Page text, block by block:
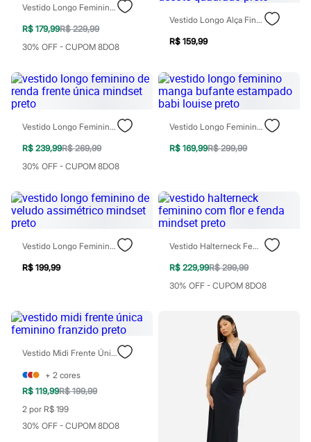
Yessica
Moda esportiva
Acessórios
Blusas
Leggings
Shorts e Bermudas
Tops
Moda íntima
Calcinhas
Cintas e Modeladores
Meias
Sutiãs e Tops
Biquínis
Maiôs
Saídas de praia
Personagens
Plus size
Calças
Moda esportiva
Shorts e Saias
Vestidos
Masculino
Em alta
Dia dos Pais
Inverno
Novidades
Roupas
Bermudas
Camisas
Vestido Longo Feminino Alça Torcida Mindset Preto
R$ 179,99R$ 229,99
30% OFF - CUPOM 8DO8
Vestido Longo Alça Fina Feminino Com Viscose Decote Quadrado Preto
R$ 159,99
Vestido Longo Feminino De Renda Frente Única Mindset Preto
R$ 239,99R$ 269,99
30% OFF - CUPOM 8DO8
Vestido Longo Feminino Manga Bufante Estampado Babi Louise Preto
R$ 169,99R$ 299,99
Vestido Longo Feminino De Veludo Assimétrico Mindset Preto
R$ 199,99
Vestido Halterneck Feminino Com Flor E Fenda Mindset Preto
R$ 229,99R$ 299,99
30% OFF - CUPOM 8DO8
Vestido Midi Frente Única Feminino Franzido Preto
+ 2 cores
R$ 119,99R$ 199,99
2 por R$ 199
30% OFF - CUPOM 8DO8